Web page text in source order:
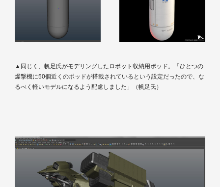
▲同じく、帆足氏がモデリングしたロボット収納用ポッド。「ひとつの
爆撃機に50個近くのポッドが搭載されているという設定だったので、な
るべく軽いモデルになるよう配慮しました」（帆足氏）